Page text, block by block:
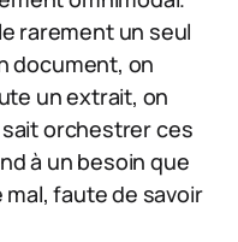
rarement un seul
document, on
un extrait, on
orchestrer ces
à un besoin que
faute de savoir